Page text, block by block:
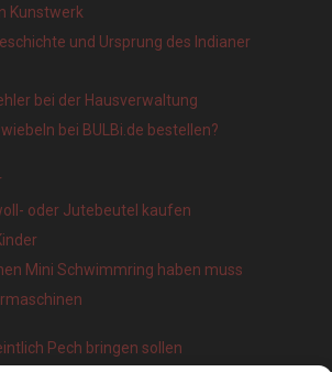
Kunstwerk
und Ursprung des Indianer
bei der Hausverwaltung
bei BULBi.de bestellen?
oder Jutebeutel kaufen
Mini Schwimmring haben muss
Pech bringen sollen